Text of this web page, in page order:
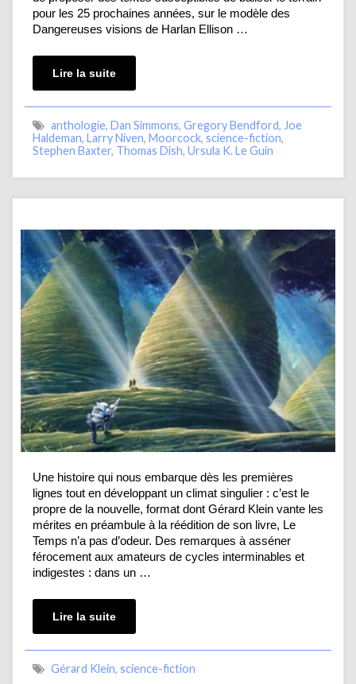
pour les 25 prochaines années, sur le modèle des
Dangereuses visions de Harlan Ellison …
Lire la suite
anthologie, Dan Simmons, Gregory Bendford, Joe
Haldeman, Larry Niven, Moorcock, science-fiction,
Stephen Baxter, Thomas Dish, Ursula K. Le Guin
Une histoire qui nous embarque dès les premières
lignes tout en développant un climat singulier : c’est le
propre de la nouvelle, format dont Gérard Klein vante les
mérites en préambule à la réédition de son livre, Le
Temps n’a pas d’odeur. Des remarques à asséner
férocement aux amateurs de cycles interminables et
indigestes : dans un …
Lire la suite
Gérard Klein, science-fiction